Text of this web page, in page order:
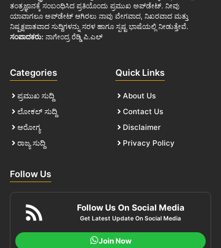
ತಂತ್ರಜ್ಞಾನಕ್ಕೆ ಸಂಬಂಧಿಸಿದ ಪ್ರತಿಯೊಂದು ಪ್ರಮುಖ ಅಪ್‌ಡೇಟ್. ನೀವು
ಯಾವಾಗಲೂ ಅಪ್‌ಡೇಟ್ ಆಗಿರಲು ನಾವು ವೇಗವಾದ, ನಿಖರವಾದ ಮತ್ತು
ನಿಷ್ಪಕ್ಷಪಾತವಾದ ಸುದ್ದಿಗಳನ್ನು ಸರಳ ಹಾಗೂ ಸ್ಪಷ್ಟ ಭಾಷೆಯಲ್ಲಿ ನೀಡುತ್ತೇವೆ.
ಸಂಪಾದಕರು: ನಾಗೇಂದ್ರ ರೆಡ್ಡಿ ಪಿ.ಎಲ್
Categories
ಪ್ರಮುಖ ಸುದ್ದಿ
ಲೋಕಲ್ ಸುದ್ದಿ
ಆರೋಗ್ಯ
ರಾಜ್ಯ ಸುದ್ದಿ
Quick Links
About Us
Contact Us
Disclaimer
Privacy Policy
Follow Us
Follow Us On Social Media
Get Latest Update On Social Media
Join Now